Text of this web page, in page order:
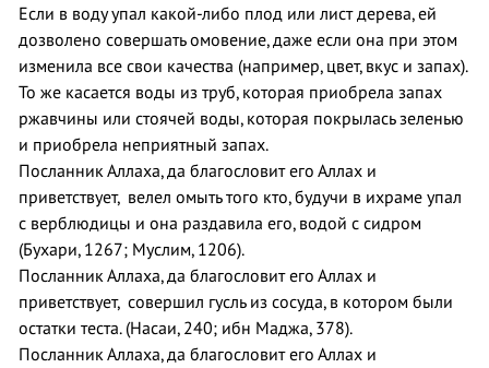
Если в воду упал какой-либо плод или лист дерева, ей
дозволено совершать омовение, даже если она при этом
изменила все свои качества (например, цвет, вкус и запах).
То же касается воды из труб, которая приобрела запах
ржавчины или стоячей воды, которая покрылась зеленью
и приобрела неприятный запах.
Посланник Аллаха, да благословит его Аллах и
приветствует, велел омыть того кто, будучи в ихраме упал
с верблюдицы и она раздавила его, водой с сидром
(Бухари, 1267; Муслим, 1206).
Посланник Аллаха, да благословит его Аллах и
приветствует, совершил гусль из сосуда, в котором были
остатки теста. (Насаи, 240; ибн Маджа, 378).
Посланник Аллаха, да благословит его Аллах и